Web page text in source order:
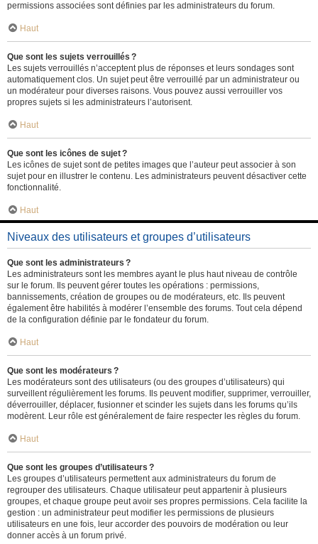
permissions associées sont définies par les administrateurs du forum.
Haut
Que sont les sujets verrouillés ?
Les sujets verrouillés n’acceptent plus de réponses et leurs sondages sont
automatiquement clos. Un sujet peut être verrouillé par un administrateur ou
un modérateur pour diverses raisons. Vous pouvez aussi verrouiller vos
propres sujets si les administrateurs l’autorisent.
Haut
Que sont les icônes de sujet ?
Les icônes de sujet sont de petites images que l’auteur peut associer à son
sujet pour en illustrer le contenu. Les administrateurs peuvent désactiver cette
fonctionnalité.
Haut
Niveaux des utilisateurs et groupes d’utilisateurs
Que sont les administrateurs ?
Les administrateurs sont les membres ayant le plus haut niveau de contrôle
sur le forum. Ils peuvent gérer toutes les opérations : permissions,
bannissements, création de groupes ou de modérateurs, etc. Ils peuvent
également être habilités à modérer l’ensemble des forums. Tout cela dépend
de la configuration définie par le fondateur du forum.
Haut
Que sont les modérateurs ?
Les modérateurs sont des utilisateurs (ou des groupes d’utilisateurs) qui
surveillent régulièrement les forums. Ils peuvent modifier, supprimer, verrouiller,
déverrouiller, déplacer, fusionner et scinder les sujets dans les forums qu’ils
modèrent. Leur rôle est généralement de faire respecter les règles du forum.
Haut
Que sont les groupes d’utilisateurs ?
Les groupes d’utilisateurs permettent aux administrateurs du forum de
regrouper des utilisateurs. Chaque utilisateur peut appartenir à plusieurs
groupes, et chaque groupe peut avoir ses propres permissions. Cela facilite la
gestion : un administrateur peut modifier les permissions de plusieurs
utilisateurs en une fois, leur accorder des pouvoirs de modération ou leur
donner accès à un forum privé.